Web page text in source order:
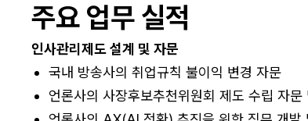
주요 업무 실적
인사관리제도 설계 및 자문
국내 방송사의 취업규칙 불이익 변경 자문
언론사의 사장후보추천위원회 제도 수립 자문